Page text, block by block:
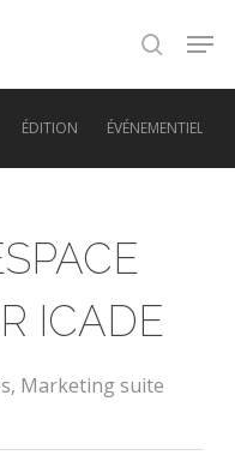
search
ÉDITION ÉVÉNEMENTIEL
ICADE
, Marketing suite